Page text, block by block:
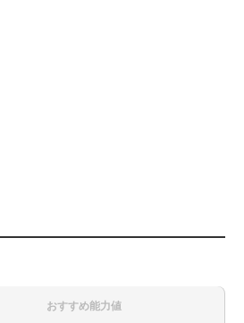
おすすめ能力値